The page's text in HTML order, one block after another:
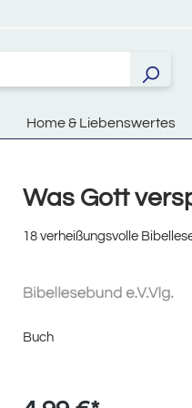
Home & Liebenswertes
Was Gott
18 verheißungsvolle
Buch